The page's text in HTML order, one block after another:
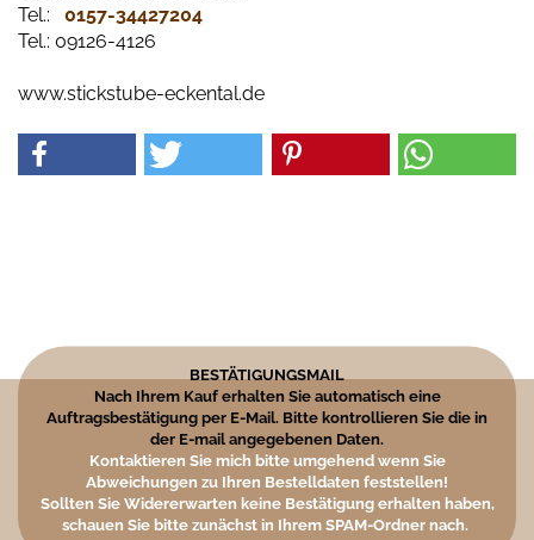
Tel.: 0157-34427204​
Tel.: 09126-4126
www.stickstube-eckental.de
BESTÄTIGUNGSMAIL
Nach Ihrem Kauf erhalten Sie automatisch eine
Auftragsbestätigung per E-Mail. Bitte kontrollieren Sie die in
der E-mail angegebenen Daten.
Kontaktieren Sie mich bitte umgehend wenn Sie
Abweichungen zu Ihren Bestelldaten feststellen!
Sollten Sie Widererwarten keine Bestätigung erhalten haben,
schauen Sie bitte zunächst in Ihrem SPAM-Ordner nach.